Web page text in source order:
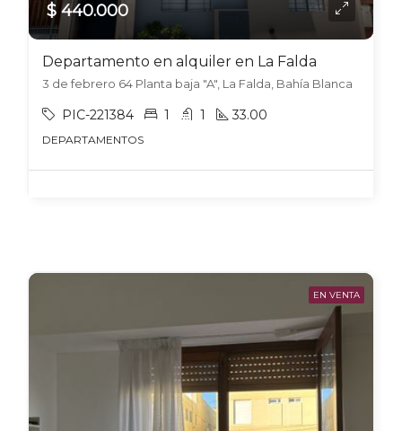
$ 440.000
Departamento en alquiler en La Falda
3 de febrero 64 Planta baja "A", La Falda, Bahía Blanca
PIC-221384 1 1 33.00
DEPARTAMENTOS
EN VENTA